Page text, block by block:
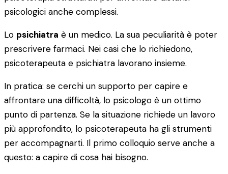
psicologici anche complessi.
Lo psichiatra è un medico. La sua peculiarità è poter
prescrivere farmaci. Nei casi che lo richiedono,
psicoterapeuta e psichiatra lavorano insieme.
In pratica: se cerchi un supporto per capire e
affrontare una difficoltà, lo psicologo è un ottimo
punto di partenza. Se la situazione richiede un lavoro
più approfondito, lo psicoterapeuta ha gli strumenti
per accompagnarti. Il primo colloquio serve anche a
questo: a capire di cosa hai bisogno.